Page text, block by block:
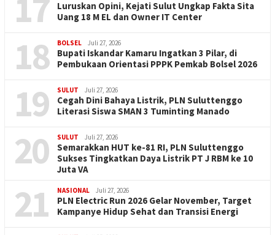
Luruskan Opini, Kejati Sulut Ungkap Fakta Sita
Uang 18 M EL dan Owner IT Center
18 BOLSEL Juli 27, 2026
Bupati Iskandar Kamaru Ingatkan 3 Pilar, di
Pembukaan Orientasi PPPK Pemkab Bolsel 2026
19 SULUT Juli 27, 2026
Cegah Dini Bahaya Listrik, PLN Suluttenggo
Literasi Siswa SMAN 3 Tuminting Manado
20 SULUT Juli 27, 2026
Semarakkan HUT ke-81 RI, PLN Suluttenggo
Sukses Tingkatkan Daya Listrik PT J RBM ke 10
Juta VA
21 NASIONAL Juli 27, 2026
PLN Electric Run 2026 Gelar November, Target
Kampanye Hidup Sehat dan Transisi Energi